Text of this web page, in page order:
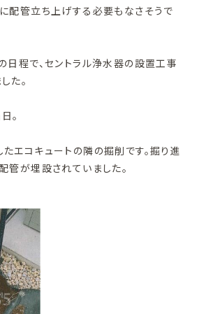
配管立ち上げする必要もなさそうで
日程で、セントラル浄水器の設置工事
た。
。
エコキュートの隣の掘削です。掘り進
管が埋設されていました。